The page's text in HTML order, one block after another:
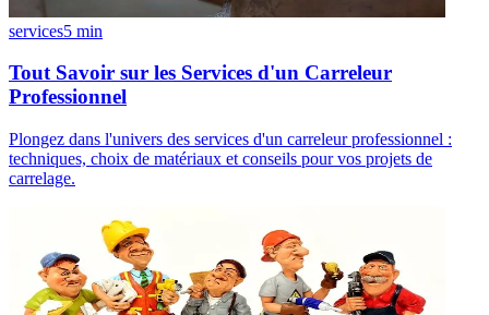
services5 min
Tout Savoir sur les Services d'un Carreleur
Professionnel
Plongez dans l'univers des services d'un carreleur professionnel :
techniques, choix de matériaux et conseils pour vos projets de
carrelage.